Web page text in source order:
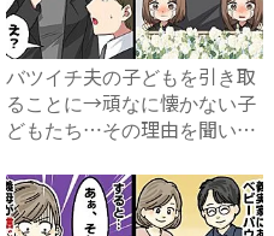
バツイチ夫の子どもを引き取
ることに→頑なに懐かない子
どもたち…その理由を聞いて